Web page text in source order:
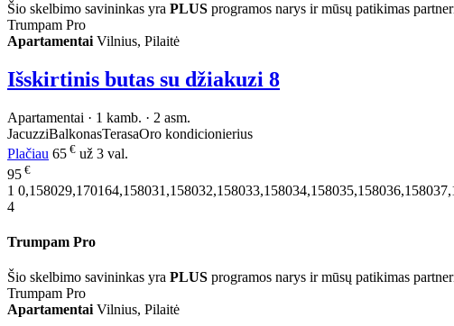
Šio skelbimo savininkas yra PLUS programos narys ir mūsų patikimas
Trumpam Pro
Apartamentai Vilnius, Pilaitė
Išskirtinis butas su džiakuzi 8
Apartamentai · 1 kamb. · 2 asm.
JacuzziBalkonasTerasaOro kondicionierius
Plačiau 65 € už 3 val.
95 €
1
4
Trumpam Pro
Šio skelbimo savininkas yra PLUS programos narys ir mūsų patikimas
Trumpam Pro
Apartamentai Vilnius, Pilaitė